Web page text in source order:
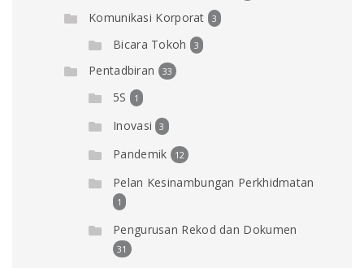
Komunikasi Korporat 3
Bicara Tokoh 3
Pentadbiran 33
5S 1
Inovasi 3
Pandemik 12
Pelan Kesinambungan Perkhidmatan
1
Pengurusan Rekod dan Dokumen
31